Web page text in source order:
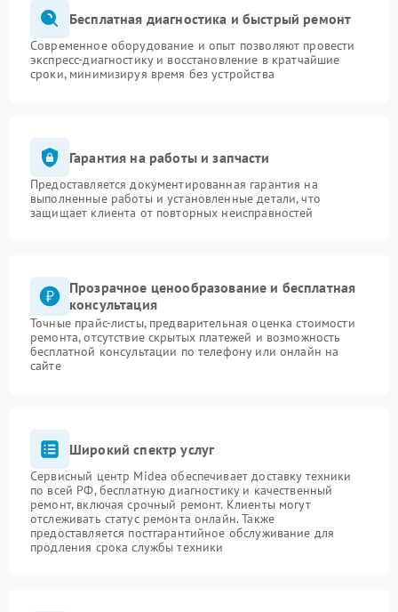
Бесплатная диагностика и быстрый ремонт
Современное оборудование и опыт позволяют провести
экспресс-диагностику и восстановление в кратчайшие
сроки, минимизируя время без устройства
Гарантия на работы и запчасти
Предоставляется документированная гарантия на
выполненные работы и установленные детали, что
защищает клиента от повторных неисправностей
Прозрачное ценообразование и бесплатная
консультация
Точные прайс-листы, предварительная оценка стоимости
ремонта, отсутствие скрытых платежей и возможность
бесплатной консультации по телефону или онлайн на
сайте
Широкий спектр услуг
Сервисный центр Midea обеспечивает доставку техники
по всей РФ, бесплатную диагностику и качественный
ремонт, включая срочный ремонт. Клиенты могут
отслеживать статус ремонта онлайн. Также
предоставляется постгарантийное обслуживание для
продления срока службы техники